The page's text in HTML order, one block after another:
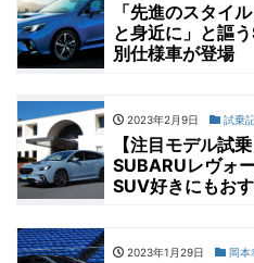
「先進のスタイ
と身近に」と謳
別仕様車が登場
2023年2月9日 試乗
【注目モデル試
SUBARUレヴォ
SUV好きにもおす
2023年1月29日 岡本